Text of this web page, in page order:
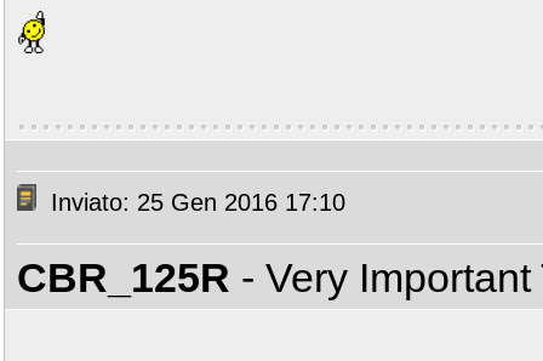
Inviato: 25 Gen 2016 17:10
CBR_125R - Very